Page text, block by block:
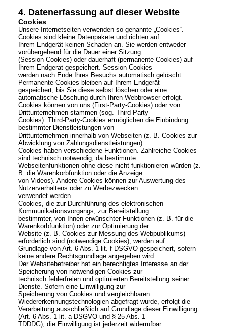
4. Datenerfassung auf dieser Website
Cookies
Unsere Internetseiten verwenden so genannte „Cookies“.
Cookies sind kleine Datenpakete und richten auf
Ihrem Endgerät keinen Schaden an. Sie werden entweder
vorübergehend für die Dauer einer Sitzung
(Session-Cookies) oder dauerhaft (permanente Cookies) auf
Ihrem Endgerät gespeichert. Session-Cookies
werden nach Ende Ihres Besuchs automatisch gelöscht.
Permanente Cookies bleiben auf Ihrem Endgerät
gespeichert, bis Sie diese selbst löschen oder eine
automatische Löschung durch Ihren Webbrowser erfolgt.
Cookies können von uns (First-Party-Cookies) oder von
Drittunternehmen stammen (sog. Third-Party-
Cookies). Third-Party-Cookies ermöglichen die Einbindung
bestimmter Dienstleistungen von
Drittunternehmen innerhalb von Webseiten (z. B. Cookies zur
Abwicklung von Zahlungsdienstleistungen).
Cookies haben verschiedene Funktionen. Zahlreiche Cookies
sind technisch notwendig, da bestimmte
Webseitenfunktionen ohne diese nicht funktionieren würden (z.
B. die Warenkorbfunktion oder die Anzeige
von Videos). Andere Cookies können zur Auswertung des
Nutzerverhaltens oder zu Werbezwecken
verwendet werden.
Cookies, die zur Durchführung des elektronischen
Kommunikationsvorgangs, zur Bereitstellung
bestimmter, von Ihnen erwünschter Funktionen (z. B. für die
Warenkorbfunktion) oder zur Optimierung der
Website (z. B. Cookies zur Messung des Webpublikums)
erforderlich sind (notwendige Cookies), werden auf
Grundlage von Art. 6 Abs. 1 lit. f DSGVO gespeichert, sofern
keine andere Rechtsgrundlage angegeben wird.
Der Websitebetreiber hat ein berechtigtes Interesse an der
Speicherung von notwendigen Cookies zur
technisch fehlerfreien und optimierten Bereitstellung seiner
Dienste. Sofern eine Einwilligung zur
Speicherung von Cookies und vergleichbaren
Wiedererkennungstechnologien abgefragt wurde, erfolgt die
Verarbeitung ausschließlich auf Grundlage dieser Einwilligung
(Art. 6 Abs. 1 lit. a DSGVO und § 25 Abs. 1
TDDDG); die Einwilligung ist jederzeit widerrufbar.